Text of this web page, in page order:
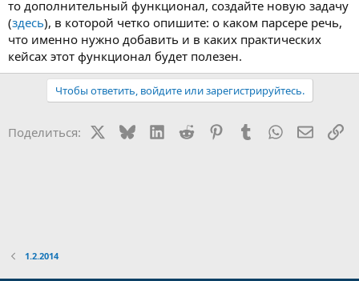
то дополнительный функционал, создайте новую задачу
(здесь), в которой четко опишите: о каком парсере речь,
что именно нужно добавить и в каких практических
кейсах этот функционал будет полезен.
Чтобы ответить, войдите или зарегистрируйтесь.
Поделиться: BlueskyLinkedIn
Reddit PinterestTumblr WhatsApp
1.2.2014